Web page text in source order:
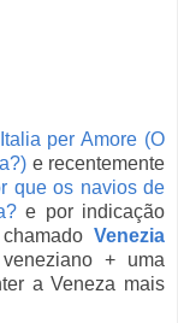
Italia per Amore (O
e recentemente
que os navios de
e por indicação
Venezia
+ uma
a Veneza mais